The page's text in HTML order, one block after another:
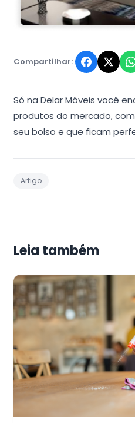
Compartilhar:
Só na Delar Móveis você
produtos do mercado,
seu bolso e que ficam
Artigo
Leia também